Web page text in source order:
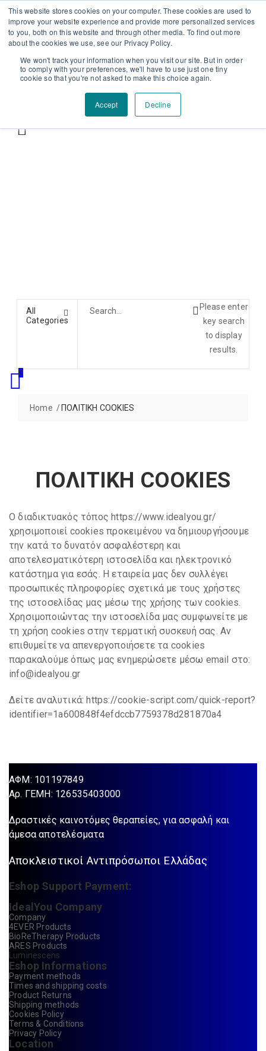
This website stores cookies on your computer. These cookies are used to
improve your website experience and provide more personalized services
to you, both on this website and through other media. To find out more
about the cookies we use, see our Privacy Policy.
We won't track your information when you visit our site. But in order
to comply with your preferences, we'll have to use just one tiny
cookie so that you're not asked to make this choice again.
Accept Decline
Επαύλεως 36, Χαϊδάρι, Τ.Κ.: 124 61
+30 210 59 10
162
+30 698 02 94 229
info@idealyou.gr
Facebook
Instagram YouTube
All
Categories
Please enter
key search
to display
results.
0
Home ΠΟΛΙΤΙΚΗ COOKIES
ΠΟΛΙΤΙΚΗ COOKIES
O διαδικτυακός τόπος https://www.idealyou.gr/
χρησιμοποιεί cookies προκειμένου να δημιουργήσουμε
την κατά το δυνατόν ασφαλέστερη και
αποτελεσματικότερη ιστοσελίδα και ηλεκτρονικό
κατάστημα για εσάς. Η εταιρεία μας δεν συλλέγει
προσωπικές πληροφορίες σχετικά με τους χρήστες
της ιστοσελίδας μας μέσω της χρήσης των cookies.
Χρησιμοποιώντας την ιστοσελίδα μας συμφωνείτε με
τη χρήση cookies στην τερματική συσκευή σας. Αν
επιθυμείτε να απενεργοποιήσετε τα cookies
παρακαλούμε όπως μας ενημερώσετε μέσω email στο:
info@idealyou.gr
Δείτε αναλυτικά: https://cookie-script.com/quick-report?
identifier=1a600848f4efdccb7759378d281870a4
ΑΦΜ: 101197849
Aρ. ΓΕΜΗ: 126535403000
Δραστικές καινοτόμες θεραπείες, για ασφαλή και
άμεσα αποτελέσματα
Αποκλειστικοί Αντιπρόσωποι Ελλάδας
Eshop Support Payment:
IdealYou Company
Company
4EVER Products
BioReTherapy Products
ARES Products
Luminescens
Eshop Informations
Payment methods
Times and shipping costs
Product Returns
Shipping methods
Cookies Policy
Terms & Conditions
Privacy Policy
Location